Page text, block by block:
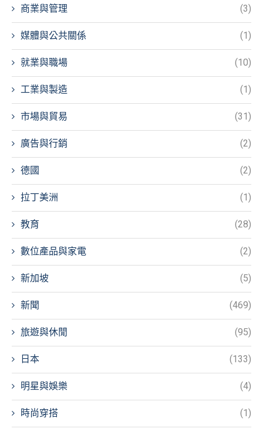
商業與管理 (3)
媒體與公共關係 (1)
就業與職場 (10)
工業與製造 (1)
市場與貿易 (31)
廣告與行銷 (2)
德國 (2)
拉丁美洲 (1)
教育 (28)
數位產品與家電 (2)
新加坡 (5)
新聞 (469)
旅遊與休閒 (95)
日本 (133)
明星與娛樂 (4)
時尚穿搭 (1)